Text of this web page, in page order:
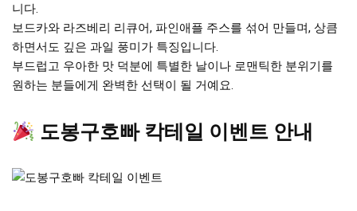
니다.
보드카와 라즈베리 리큐어, 파인애플 주스를 섞어 만들며, 상큼
하면서도 깊은 과일 풍미가 특징입니다.
부드럽고 우아한 맛 덕분에 특별한 날이나 로맨틱한 분위기를
원하는 분들에게 완벽한 선택이 될 거예요.
도봉구호빠 칵테일 이벤트 안내